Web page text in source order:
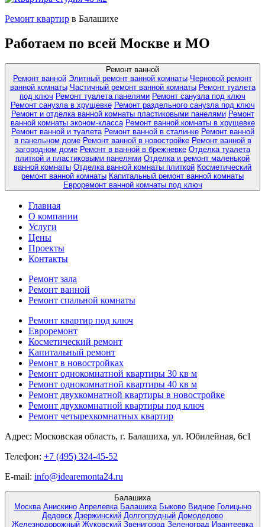
Ремонт квартир в Балашихе
Работаем по всей Москве и МО
Ремонт ванной
Ремонт ванной Элитный ремонт ванной комнаты Черновой ремонт
ванной комнаты Частичный ремонт ванной комнаты Ремонт туалета
под ключ Ремонт туалета панелями Ремонт санузла под ключ
Ремонт санузла в хрущевке Ремонт раздельного санузла под ключ
Ремонт и отделка ванной комнаты пластиковыми панелями Ремонт
ванной комнаты эконом-класса Ремонт ванной комнаты в хрущевке
Ремонт ванной и туалета Ремонт ванной в сталинке Ремонт ванной
в панельном доме Ремонт ванной в новостройке Ремонт ванной в
загородном доме Ремонт в ванной в брежневке Отделка туалета
плиткой и пластиковыми панелями Отделка и ремонт маленькой
ванной комнаты Отделка ванной комнаты плиткой Косметический
ремонт ванной комнаты Капитальный ремонт ванной комнаты
Евроремонт ванной комнаты под ключ
Главная
О компании
Услуги
Цены
Проекты
Контакты
Ремонт зала
Ремонт ванной
Ремонт спальной комнаты
Ремонт квартир под ключ
Евроремонт
Косметический ремонт
Капитальный ремонт
Ремонт в новостройках
Ремонт однокомнатной квартиры 30 кв м
Ремонт однокомнатной квартиры 40 кв м
Ремонт двухкомнатной квартиры в новостройке
Ремонт двухкомнатной квартиры под ключ
Ремонт четырехкомнатных квартир
Адрес: Московская область, г. Балашиха, ул. Юбилейная, 6с1
Телефон: +7 (495) 324-45-52
E-mail: info@idearemonta24.ru
Балашиха
Москва Анискино Апрелевка Балашиха Быково Видное Голицыно
Дедовск Дзержинский Долгопрудный Домодедово
Железнодорожный Жуковский Звенигород Зеленоград Ивантеевка